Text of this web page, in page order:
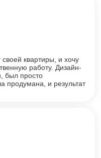
квартиры, и хочу
работу. Дизайн-
был просто
продумана, и результат